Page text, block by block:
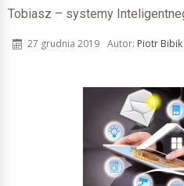
Tobiasz – systemy
Autor: Piotr Bibik
27 grudnia 2019